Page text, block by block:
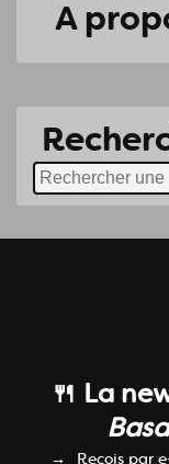
A
🍴 La
Reçois par